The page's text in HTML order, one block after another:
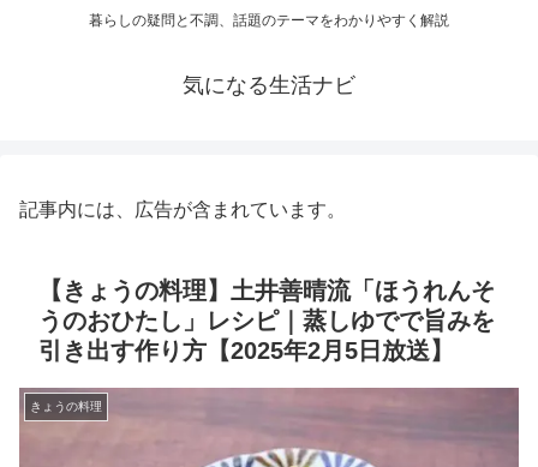
暮らしの疑問と不調、話題のテーマをわかりやすく解説
気になる生活ナビ
記事内には、広告が含まれています。
【きょうの料理】土井善晴流「ほうれんそ
うのおひたし」レシピ｜蒸しゆでで旨みを
引き出す作り方【2025年2月5日放送】
きょうの料理